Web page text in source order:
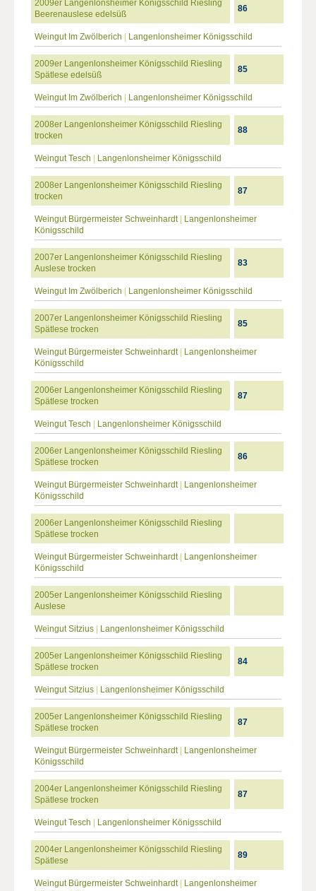
2009er Langenlonsheimer Königsschild Riesling
Beerenauslese edelsüß
86
Weingut Im Zwölberich Langenlonsheimer Königsschild
2009er Langenlonsheimer Königsschild Riesling
Spätlese edelsüß
85
Weingut Im Zwölberich Langenlonsheimer Königsschild
2008er Langenlonsheimer Königsschild Riesling
trocken
88
Weingut Tesch Langenlonsheimer Königsschild
2008er Langenlonsheimer Königsschild Riesling
trocken
87
Weingut Bürgermeister Schweinhardt|
Langenlonsheimer
Königsschild
2007er Langenlonsheimer Königsschild Riesling
Auslese trocken
83
Weingut Im Zwölberich Langenlonsheimer Königsschild
2007er Langenlonsheimer Königsschild Riesling
Spätlese trocken
85
Weingut Bürgermeister Schweinhardt|
Langenlonsheimer
Königsschild
2006er Langenlonsheimer Königsschild Riesling
Spätlese trocken
87
Weingut Tesch Langenlonsheimer Königsschild
2006er Langenlonsheimer Königsschild Riesling
Spätlese trocken
86
Weingut Bürgermeister Schweinhardt|
Langenlonsheimer
Königsschild
2006er Langenlonsheimer Königsschild Riesling
Spätlese trocken
Weingut Bürgermeister Schweinhardt|
Langenlonsheimer
Königsschild
2005er Langenlonsheimer Königsschild Riesling
Auslese
Weingut Sitzius Langenlonsheimer Königsschild
2005er Langenlonsheimer Königsschild Riesling
Spätlese trocken
84
Weingut Sitzius Langenlonsheimer Königsschild
2005er Langenlonsheimer Königsschild Riesling
Spätlese trocken
87
Weingut Bürgermeister Schweinhardt|
Langenlonsheimer
Königsschild
2004er Langenlonsheimer Königsschild Riesling
Spätlese trocken
87
Weingut Tesch Langenlonsheimer Königsschild
2004er Langenlonsheimer Königsschild Riesling
Spätlese
89
Weingut Bürgermeister Schweinhardt|
Langenlonsheimer